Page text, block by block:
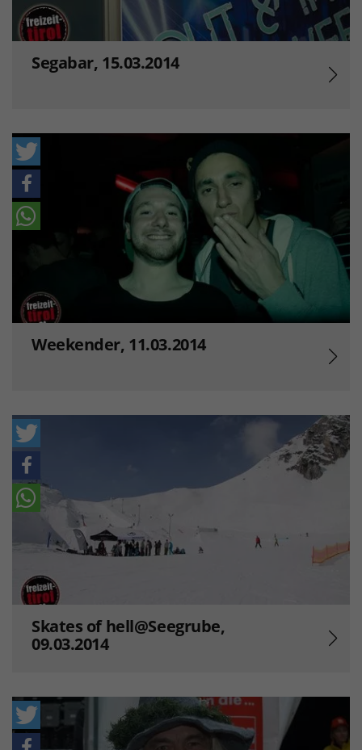
Segabar, 15.03.2014
Weekender, 11.03.2014
Skates of hell@Seegrube,
09.03.2014